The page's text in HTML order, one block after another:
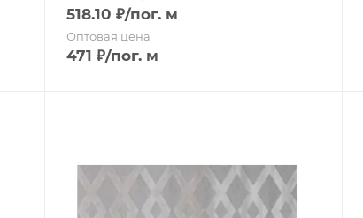
518.10 ₽/пог. м
Оптовая цена
471 ₽/пог. м